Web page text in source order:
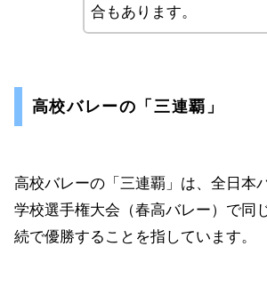
合もあります。
高校バレーの「三連覇」
高校バレーの「三連覇」は、全日本
学校選手権大会（春高バレー）で同
続で優勝することを指しています。